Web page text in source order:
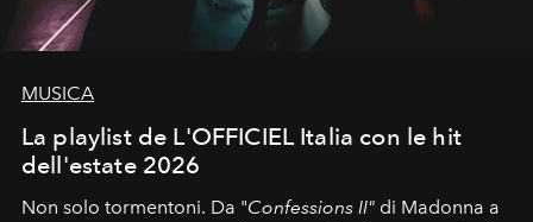
MUSICA
La playlist de L'OFFICIEL Italia con le hit
dell'estate 2026
Non solo tormentoni. Da "Confessions II" di Madonna a